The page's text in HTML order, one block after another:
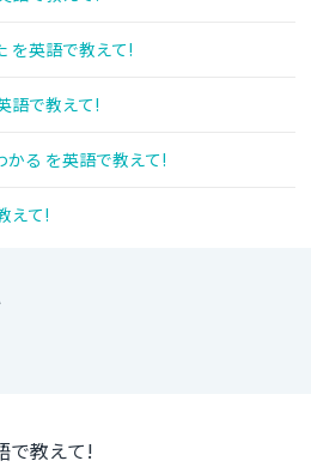
を英語で教えて!
語で教えて!
る を英語で教えて!
えて!
で教えて!